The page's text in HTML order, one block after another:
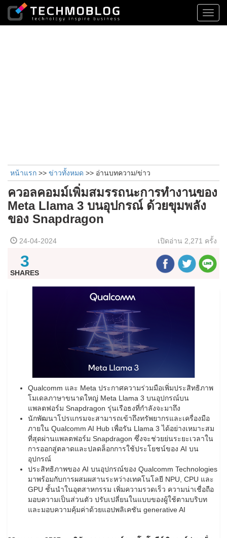
หน้าแรก >> ข่าวทั้งหมด >> อ่านบทความ/ข่าว
ควอลคอมม์เพิ่มสมรรถนะการทำงานของ
Meta Llama 3 บนอุปกรณ์ ด้วยขุมพลัง
ของ Snapdragon
24-04-2024 เปิดอ่าน 2,271 ครั้ง
3
SHARES
Qualcomm และ Meta ประกาศความร่วมมือเพิ่มประสิทธิภาพ
โมเดลภาษาขนาดใหญ่ Meta Llama 3 บนอุปกรณ์บน
แพลตฟอร์ม Snapdragon รุ่นเรือธงที่กำลังจะมาถึง
นักพัฒนาโปรแกรมจะสามารถเข้าถึงทรัพยากรและเครื่องมือ
ภายใน Qualcomm AI Hub เพื่อรัน Llama 3 ได้อย่างเหมาะสม
ที่สุดผ่านแพลตฟอร์ม Snapdragon ซึ่งจะช่วยย่นระยะเวลาใน
การออกสู่ตลาดและปลดล็อกการใช้ประโยชน์ของ AI บน
อุปกรณ์
ประสิทธิภาพของ AI บนอุปกรณ์ของ Qualcomm Technologies
มาพร้อมกับการผสมผสานระหว่างเทคโนโลยี NPU, CPU และ
GPU ชั้นนำในอุตสาหกรรม เพิ่มความรวดเร็ว ความน่าเชื่อถือ
มอบความเป็นส่วนตัว ปรับเปลี่ยนในแบบของผู้ใช้ตามบริบท
และมอบความคุ้มค่าด้วยแอปพลิเคชัน generative AI